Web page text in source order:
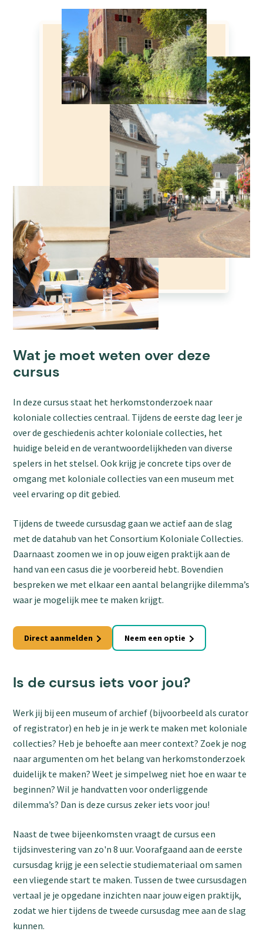
Wat je moet weten over deze
cursus
In deze cursus staat het herkomstonderzoek naar
koloniale collecties centraal. Tijdens de eerste dag leer je
over de geschiedenis achter koloniale collecties, het
huidige beleid en de verantwoordelijkheden van diverse
spelers in het stelsel. Ook krijg je concrete tips over de
omgang met koloniale collecties van een museum met
veel ervaring op dit gebied.
Tijdens de tweede cursusdag gaan we actief aan de slag
met de datahub van het Consortium Koloniale Collecties.
Daarnaast zoomen we in op jouw eigen praktijk aan de
hand van een casus die je voorbereid hebt. Bovendien
bespreken we met elkaar een aantal belangrijke dilemma’s
waar je mogelijk mee te maken krijgt.
Direct aanmelden Neem een optie
Is de cursus iets voor jou?
Werk jij bij een museum of archief (bijvoorbeeld als curator
of registrator) en heb je in je werk te maken met koloniale
collecties? Heb je behoefte aan meer context? Zoek je nog
naar argumenten om het belang van herkomstonderzoek
duidelijk te maken? Weet je simpelweg niet hoe en waar te
beginnen? Wil je handvatten voor onderliggende
dilemma’s? Dan is deze cursus zeker iets voor jou!
Naast de twee bijeenkomsten vraagt de cursus een
tijdsinvestering van zo'n 8 uur. Voorafgaand aan de eerste
cursusdag krijg je een selectie studiemateriaal om samen
een vliegende start te maken. Tussen de twee cursusdagen
vertaal je je opgedane inzichten naar jouw eigen praktijk,
zodat we hier tijdens de tweede cursusdag mee aan de slag
kunnen.